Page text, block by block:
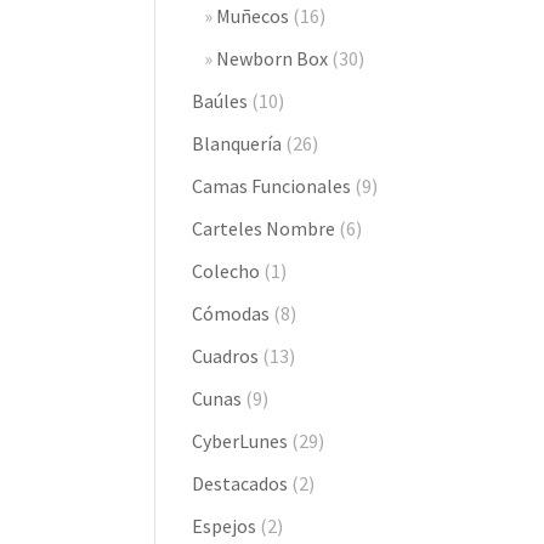
Muñecos (16)
Newborn Box (30)
Baúles (10)
Blanquería (26)
Camas Funcionales (9)
Carteles Nombre (6)
Colecho (1)
Cómodas (8)
Cuadros (13)
Cunas (9)
CyberLunes (29)
Destacados (2)
Espejos (2)